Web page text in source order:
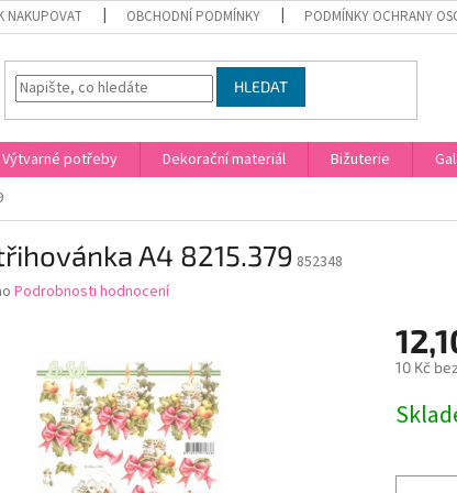
NAKUPOVAT OBCHODNÍ PODMÍNKY PODMÍNKY OCHRANY
HLEDAT
Výtvarné potřeby Dekorační materiál Bižuterie
A4 8215.379 852348
Podrobnosti hodnocení
10 Kč
cena: